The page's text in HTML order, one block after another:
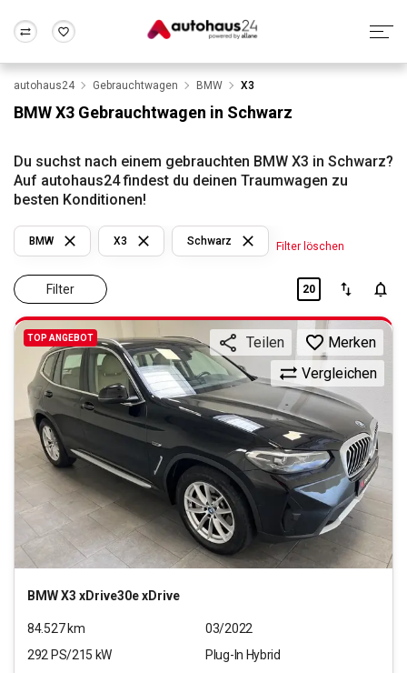
Wir bewerten dein Auto
Alle Fragen & Antworten
Rund um die Inzahlungnahme
Frankfurt Wuppertal
autohaus24 Gebrauchtwagen BMW X3
BMW X3 Gebrauchtwagen in Schwarz
Du suchst nach einem gebrauchten BMW X3 in Schwarz?
Auf autohaus24 findest du deinen Traumwagen zu
besten Konditionen!
Filter
BMW X3 Schwarz Filter löschen
20
TOP ANGEBOT
BMWX3 xDrive30e xDrive
Vergleichen
Teilen Merken
84.527km
03/2022
292 PS/215 kW
Plug-In Hybrid